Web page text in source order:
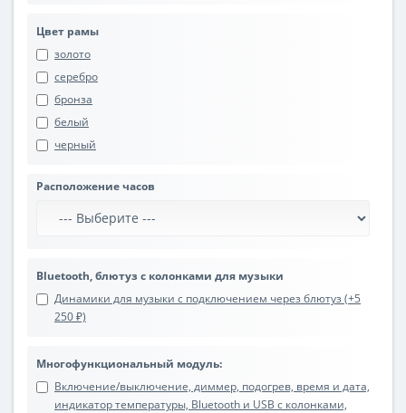
Цвет рамы
золото
серебро
бронза
белый
черный
Расположение часов
Bluetooth, блютуз с колонками для музыки
Динамики для музыки с подключением через блютуз (+5
250 ₽)
Многофункциональный модуль:
Включение/выключение, диммер, подогрев, время и дата,
индикатор температуры, Bluetooth и USB с колонками,